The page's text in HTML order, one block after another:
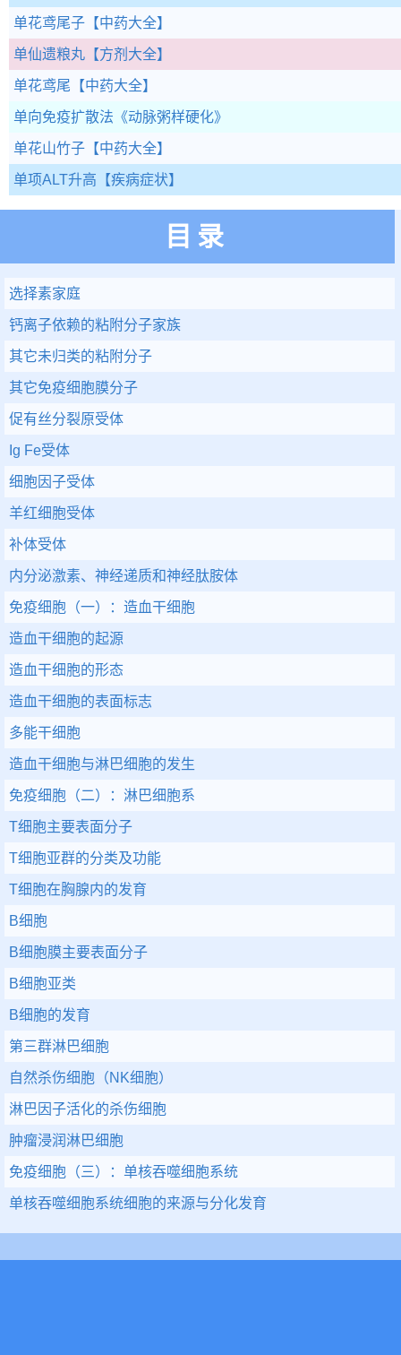
单花鸢尾子 【中药大全】
单仙遗粮丸 【方剂大全】
单花鸢尾 【中药大全】
单向免疫扩散法 《动脉粥样硬化》
单花山竹子 【中药大全】
单项ALT升高 【疾病症状】
目录
选择素家庭
钙离子依赖的粘附分子家族
其它未归类的粘附分子
其它免疫细胞膜分子
促有丝分裂原受体
Ig Fe受体
细胞因子受体
羊红细胞受体
补体受体
内分泌激素、神经递质和神经肽胺体
免疫细胞（一）：造血干细胞
造血干细胞的起源
造血干细胞的形态
造血干细胞的表面标志
多能干细胞
造血干细胞与淋巴细胞的发生
免疫细胞（二）：淋巴细胞系
T细胞主要表面分子
T细胞亚群的分类及功能
T细胞在胸腺内的发育
B细胞
B细胞膜主要表面分子
B细胞亚类
B细胞的发育
第三群淋巴细胞
自然杀伤细胞（NK细胞）
淋巴因子活化的杀伤细胞
肿瘤浸润淋巴细胞
免疫细胞（三）：单核吞噬细胞系统
单核吞噬细胞系统细胞的来源与分化发育